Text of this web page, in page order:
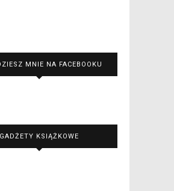
MNIE NA FACEBOOKU
GADŻETY KSIĄŻKOWE